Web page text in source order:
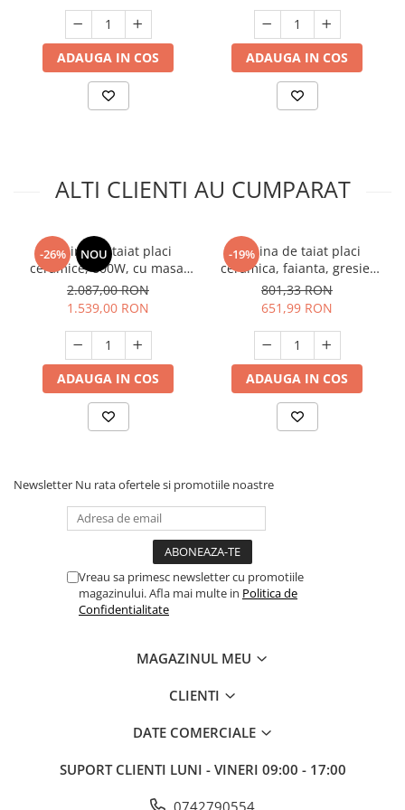
Unelte Gradinarit
Ventilatoare & Sisteme Racire
Aparate de aer conditionat
ADAUGA IN COS ADAUGA IN COS
ALTI CLIENTI AU CUMPARAT
-26% NOU
Masina de taiat placi
ceramice, 800W, cu masa,
3000 Rpm, Detoolz DZ-C267
2.087,00 RON
1.539,00 RON
ADAUGA IN COS
-19%
Masina de taiat placi
ceramica, faianta, gresie,
100cm, Raider RD-TC18
801,33 RON
651,99 RON
ADAUGA IN COS
Newsletter Nu rata ofertele si promotiile noastre
Vreau sa primesc newsletter cu promotiile
magazinului. Afla mai multe in Politica de
Confidentialitate
MAGAZINUL MEU
CLIENTI
DATE COMERCIALE
SUPORT CLIENTI LUNI - VINERI 09:00 - 17:00